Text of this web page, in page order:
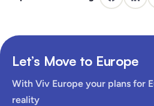
Let’s Move to Europe
With Viv Europe your plans for
reality